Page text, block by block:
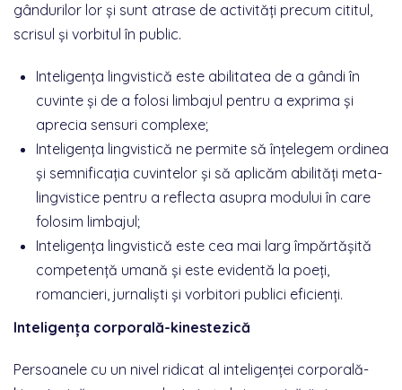
gândurilor lor și sunt atrase de activități precum cititul,
scrisul și vorbitul în public.
Inteligența lingvistică este abilitatea de a gândi în
cuvinte și de a folosi limbajul pentru a exprima și
aprecia sensuri complexe;
Inteligența lingvistică ne permite să înțelegem ordinea
și semnificația cuvintelor și să aplicăm abilități meta-
lingvistice pentru a reflecta asupra modului în care
folosim limbajul;
Inteligența lingvistică este cea mai larg împărtășită
competență umană și este evidentă la poeți,
romancieri, jurnaliști și vorbitori publici eficienți.
Inteligența corporală-kinestezică
Persoanele cu un nivel ridicat al inteligenței corporală-